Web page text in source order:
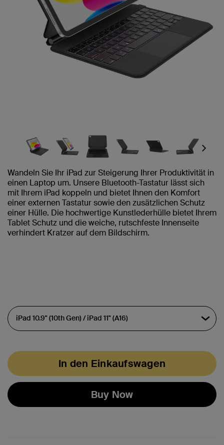
Next
Wandeln Sie Ihr iPad zur Steigerung Ihrer Produktivität in
einen Laptop um. Unsere Bluetooth-Tastatur lässt sich
mit Ihrem iPad koppeln und bietet Ihnen den Komfort
einer externen Tastatur sowie den zusätzlichen Schutz
einer Hülle. Die hochwertige Kunstlederhülle bietet Ihrem
Tablet Schutz und die weiche, rutschfeste Innenseite
verhindert Kratzer auf dem Bildschirm.
In den Einkaufswagen
Buy Now